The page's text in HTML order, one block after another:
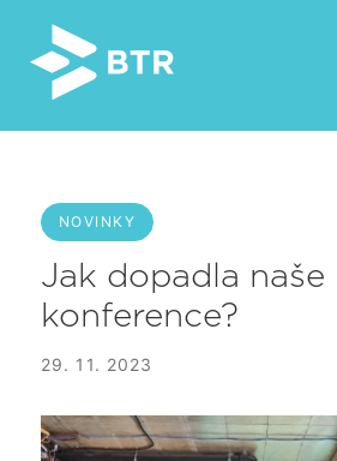
NOVINKY
Jak dopadla naše
konference?
29. 11. 2023